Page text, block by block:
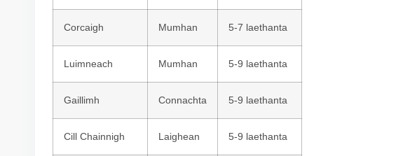
Corcaigh Mumhan 5-7 laethanta
Luimneach Mumhan 5-9 laethanta
Gaillimh Connachta 5-9 laethanta
Cill Chainnigh Laighean 5-9 laethanta